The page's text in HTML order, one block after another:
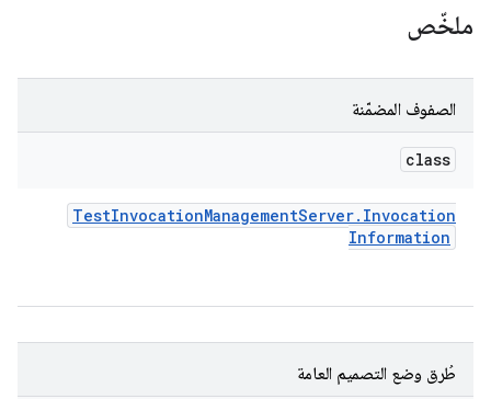
ملخّص
الصفوف المضمّنة
class
TestInvocationManagementServer. Invocation
Information
طُرق وضع التصميم العامة